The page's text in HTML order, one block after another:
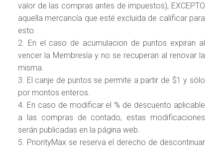
valor de las compras antes de impuestos), EXCEPTO
aquella mercancía que esté excluida de calificar para
esto.
2. En el caso de acumulacion de puntos expiran al
vencer la Membresía y no se recuperan al renovar la
misma.
3. El canje de puntos se permite a partir de $1 y sólo
por montos enteros.
4. En caso de modificar el % de descuento aplicable
a las compras de contado, estas modificaciones
serán publicadas en la página web.
5. PriorityMax se reserva el derecho de descontinuar